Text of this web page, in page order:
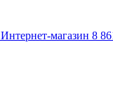
Интернет-магазин 8